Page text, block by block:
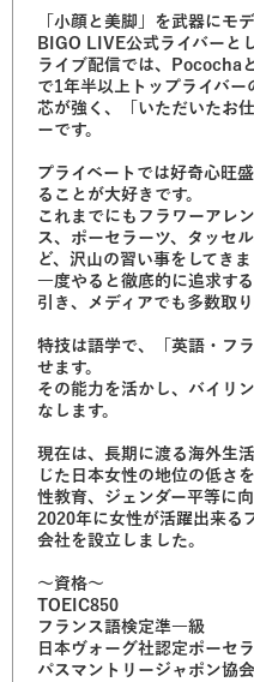
「小顔と美脚」を武器にモ
BIGO LIVE公式ライバーと
ライブ配信では、Pococha
で1年半以上トップライバー
芯が強く、「いただいたお
ーです。
プライベートでは好奇心旺
ることが大好きです。
これまでにもフラワーアレ
ス、ポーセラーツ、タッセ
ど、沢山の習い事をしてきま
一度やると徹底的に追求す
引き、メディアでも多数取
特技は語学で、「英語・フ
せます。
その能力を活かし、バイリ
なします。
現在は、長期に渡る海外生
じた日本女性の地位の低さ
性教育、ジェンダー平等に
2020年に女性が活躍出来る
会社を設立しました。
〜資格〜
TOEIC850
フランス語検定準一級
日本ヴォーグ社認定ポーセ
パスマントリージャポン協